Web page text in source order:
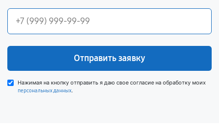
Отправить заявку
Нажимая на кнопку отправить я даю свое согласие на обработку моих
персональных данных.